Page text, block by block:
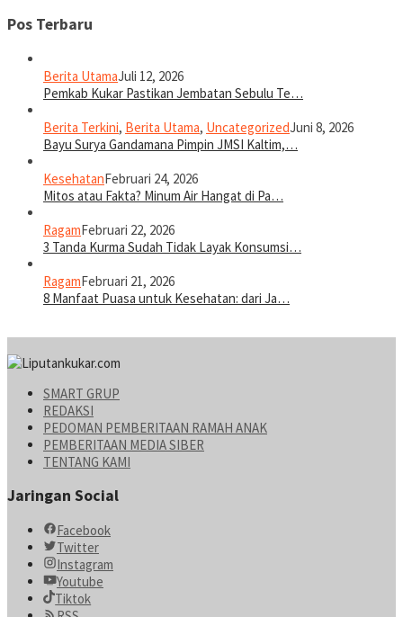
Pos Terbaru
Berita UtamaJuli 12, 2026
Pemkab Kukar Pastikan Jembatan Sebulu Te…
Berita Terkini, Berita Utama, UncategorizedJuni 8, 2026
Bayu Surya Gandamana Pimpin JMSI Kaltim,…
KesehatanFebruari 24, 2026
Mitos atau Fakta? Minum Air Hangat di Pa…
RagamFebruari 22, 2026
3 Tanda Kurma Sudah Tidak Layak Konsumsi…
RagamFebruari 21, 2026
8 Manfaat Puasa untuk Kesehatan: dari Ja…
SMART GRUP
REDAKSI
PEDOMAN PEMBERITAAN RAMAH ANAK
PEMBERITAAN MEDIA SIBER
TENTANG KAMI
Jaringan Social
Facebook
Twitter
Instagram
Youtube
Tiktok